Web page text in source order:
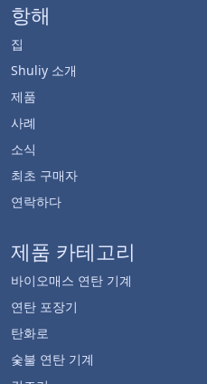
항해
집
Shuliy 소개
제품
사례
소식
최초 구매자
연락하다
제품 카테고리
바이오매스 연탄 기계
연탄 포장기
탄화로
숯불 연탄 기계